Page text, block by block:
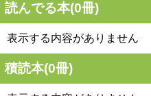
読んでる本(0冊)
表示する内容がありません
積読本(0冊)